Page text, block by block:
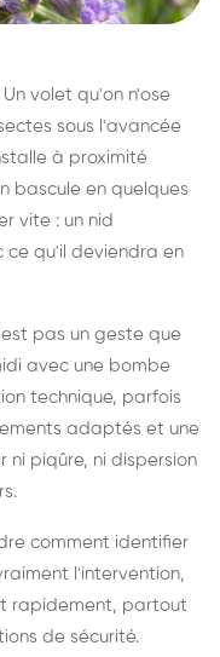
volet qu'on n'ose
sous l'avancée
à proximité
bascule en quelques
vite : un nid
ce qu'il deviendra en
pas un geste que
avec une bombe
technique, parfois
adaptés et une
ni piqûre, ni dispersion
comment identifier
l'intervention,
rapidement, partout
de sécurité.